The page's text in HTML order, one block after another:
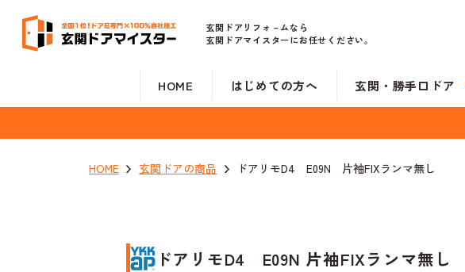
玄関ドアリフォ－ムなら
玄関ドアマイスターにお任せください。
HOME はじめての方へ 玄関・勝手口ドア
HOME 玄関ドアの商品 ドアリモD4 E09N 片袖FIXランマ無し
ドアリモD4 E09N 片袖FIXランマ無し